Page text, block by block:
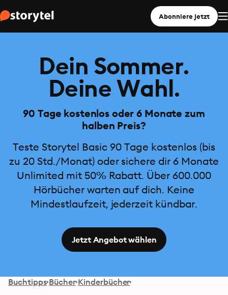
Abonniere jetzt
Dein Sommer.
Deine Wahl.
90 Tage kostenlos oder 6 Monate zum
halben Preis?
Teste Storytel Basic 90 Tage kostenlos (bis
zu 20 Std./Monat) oder sichere dir 6 Monate
Unlimited mit 50% Rabatt. Über 600.000
Hörbücher warten auf dich. Keine
Mindestlaufzeit, jederzeit kündbar.
Jetzt Angebot wählen
Buchtipps Bücher Kinderbücher